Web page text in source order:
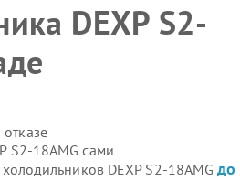
DEXP S2-
S2-18AMG сами
DEXP S2-18AMGдо